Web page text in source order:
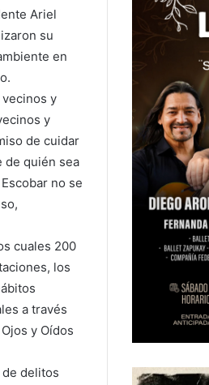
Ariel
su
en
y
y
de cuidar
de quién sea
no se
cuales 200
los
a través
y Oídos
delitos